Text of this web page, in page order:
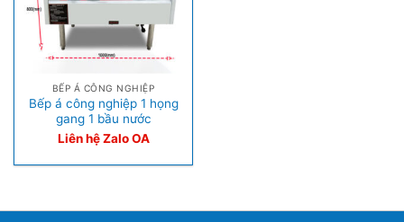
BẾP Á CÔNG NGHIỆP
Bếp á công nghiệp 1 họng
gang 1 bầu nước
Liên hệ Zalo OA